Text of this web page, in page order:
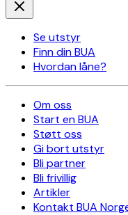
Se utstyr
Finn din BUA
Hvordan låne?
Om oss
Start en BUA
Støtt oss
Gi bort utstyr
Bli partner
Bli frivillig
Artikler
Kontakt BUA